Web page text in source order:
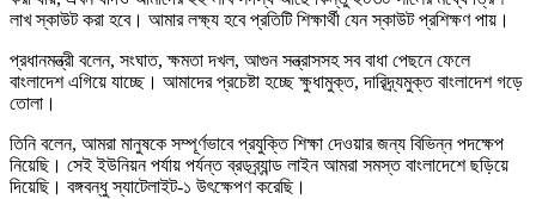
লাখ স্কাউট করা হবে। আমার লক্ষ্য হবে প্রতিটি শিক্ষার্থী যেন স্কাউট প্রশিক্ষণ পায়।
প্রধানমন্ত্রী বলেন, সংঘাত, ক্ষমতা দখল, আগুন সন্ত্রাসসহ সব বাধা পেছনে ফেলে
বাংলাদেশ এগিয়ে যাচ্ছে। আমাদের প্রচেষ্টা হচ্ছে ক্ষুধামুক্ত, দারিদ্র্যমুক্ত বাংলাদেশ গড়ে
তোলা।
তিনি বলেন, আমরা মানুষকে সম্পূর্ণভাবে প্রযুক্তি শিক্ষা দেওয়ার জন্য বিভিন্ন পদক্ষেপ
নিয়েছি। সেই ইউনিয়ন পর্যায় পর্যন্ত ব্রডব্র্যান্ড লাইন আমরা সমস্ত বাংলাদেশে ছড়িয়ে
দিয়েছি। বঙ্গবন্ধু স্যাটেলাইট-১ উৎক্ষেপণ করেছি।